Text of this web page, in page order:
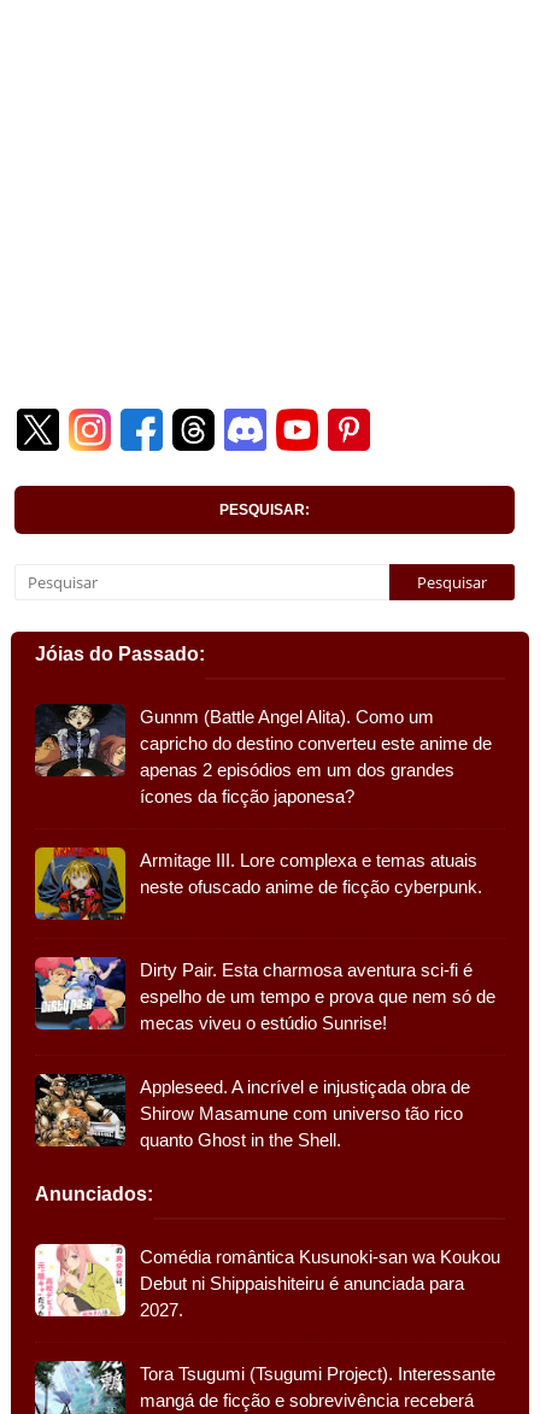
PESQUISAR:
Jóias do Passado:
Gunnm (Battle Angel Alita). Como um
capricho do destino converteu este anime de
apenas 2 episódios em um dos grandes
ícones da ficção japonesa?
Armitage III. Lore complexa e temas atuais
neste ofuscado anime de ficção cyberpunk.
Dirty Pair. Esta charmosa aventura sci-fi é
espelho de um tempo e prova que nem só de
mecas viveu o estúdio Sunrise!
Appleseed. A incrível e injustiçada obra de
Shirow Masamune com universo tão rico
quanto Ghost in the Shell.
Anunciados:
Comédia romântica Kusunoki-san wa Koukou
Debut ni Shippaishiteiru é anunciada para
2027.
Tora Tsugumi (Tsugumi Project). Interessante
mangá de ficção e sobrevivência receberá